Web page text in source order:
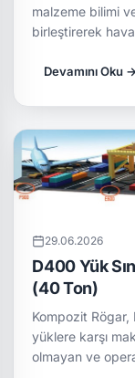
malzeme bilimi
birleştirerek
Devamını Oku →
29.06.2026
D400 Yük
(40 Ton)
Kompozit Rögar,
yüklere karşı
olmayan ve